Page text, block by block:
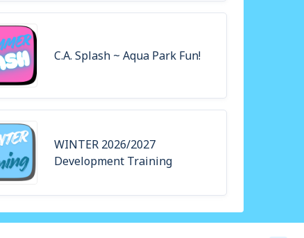
C.A. Splash ~ Aqua Park Fun!
WINTER 2026/2027
Development Training